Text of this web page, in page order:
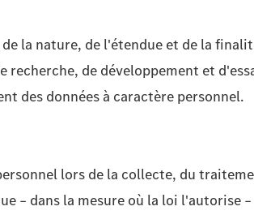
la nature, de l'étendue et de la
de développement et
des données à caractère personnel.
lors de la collecte, du
– dans la mesure où la loi l'autorise